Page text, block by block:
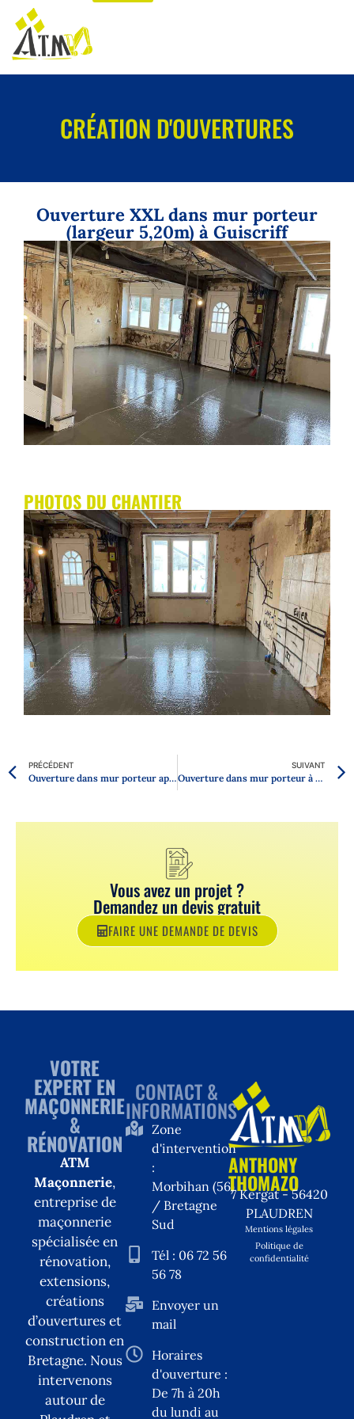
CRÉATION D'OUVERTURES
Ouverture XXL dans mur porteur
(largeur 5,20m) à Guiscriff
PHOTOS DU CHANTIER
PRÉCÉDENT
Ouverture dans mur porteur après mise hors d’eau d’une extension à Monterblanc
SUIVANT
Ouverture dans mur porteur à Tredion
Vous avez un projet ?
Demandez un devis gratuit
FAIRE UNE DEMANDE DE DEVIS
VOTRE
EXPERT EN
MAÇONNERIE
&
RÉNOVATION
ATM
Maçonnerie,
entreprise de
maçonnerie
spécialisée en
rénovation,
extensions,
créations
d’ouvertures et
construction en
Bretagne. Nous
intervenons
autour de
CONTACT &
INFORMATIONS
Zone
d'intervention
:
Morbihan (56)
/ Bretagne
Sud
Tél : 06 72 56
56 78
Envoyer un
mail
Horaires
d'ouverture :
De 7h à 20h
du lundi au
ANTHONY
THOMAZO
7 Kergat - 56420
PLAUDREN
Mentions légales
Politique de
confidentialité